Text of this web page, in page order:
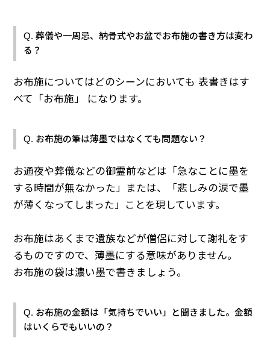
Q. 葬儀や一周忌、納骨式やお盆でお布施の書き方は変わ
る？
お布施についてはどのシーンにおいても 表書きはす
べて「お布施」 になります。
Q. お布施の筆は薄墨ではなくても問題ない？
お通夜や葬儀などの御霊前などは「急なことに墨を
する時間が無なかった」または、「悲しみの涙で墨
が薄くなってしまった」ことを現しています。
お布施はあくまで遺族などが僧侶に対して謝礼をす
るものですので、薄墨にする意味がありません。
お布施の袋は濃い墨で書きましょう。
Q. お布施の金額は「気持ちでいい」と聞きました。金額
はいくらでもいいの？